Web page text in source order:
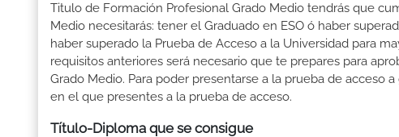
Titulo de Formación Profesional Grado Medio tendrás que
Medio necesitarás: tener el Graduado en ESO ó haber
haber superado la Prueba de Acceso a la Universidad para
requisitos anteriores será necesario que te prepares para
Grado Medio. Para poder presentarse a la prueba de acceso
en el que presentes a la prueba de acceso.
Título-Diploma que se consigue